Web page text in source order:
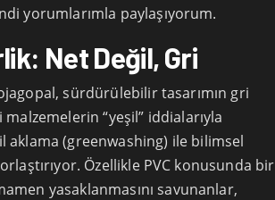
yorumlarımla paylaşıyorum.
Net Değil, Gri
sürdürülebilir tasarımın gri
malzemelerin “yeşil” iddialarıyla
aklama (greenwashing) ile bilimsel
Özellikle PVC konusunda bir
yasaklanmasını savunanlar,